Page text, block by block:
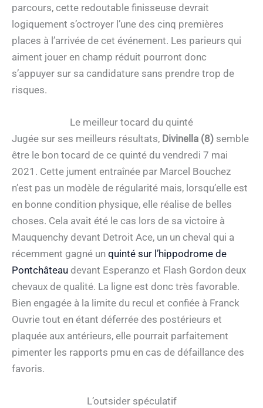
parcours, cette redoutable finisseuse devrait
logiquement s’octroyer l’une des cinq premières
places à l’arrivée de cet événement. Les parieurs qui
aiment jouer en champ réduit pourront donc
s’appuyer sur sa candidature sans prendre trop de
risques.
Le meilleur tocard du quinté
Jugée sur ses meilleurs résultats, Divinella (8) semble
être le bon tocard de ce quinté du vendredi 7 mai
2021. Cette jument entraînée par Marcel Bouchez
n’est pas un modèle de régularité mais, lorsqu’elle est
en bonne condition physique, elle réalise de belles
choses. Cela avait été le cas lors de sa victoire à
Mauquenchy devant Detroit Ace, un un cheval qui a
récemment gagné un quinté sur l’hippodrome de
Pontchâteau devant Esperanzo et Flash Gordon deux
chevaux de qualité. La ligne est donc très favorable.
Bien engagée à la limite du recul et confiée à Franck
Ouvrie tout en étant déferrée des postérieurs et
plaquée aux antérieurs, elle pourrait parfaitement
pimenter les rapports pmu en cas de défaillance des
favoris.
L’outsider spéculatif